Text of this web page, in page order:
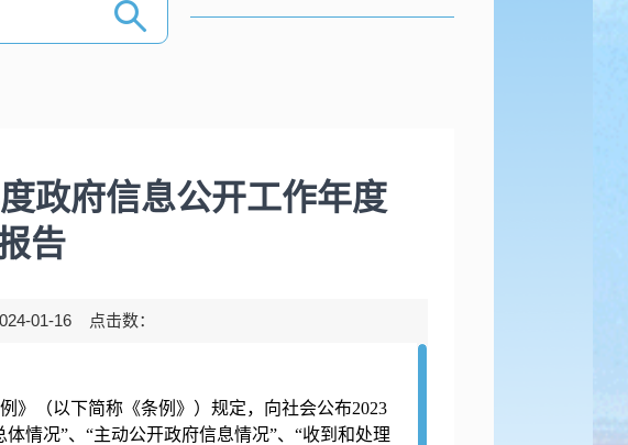
政府信息公开工作年度
告
01-16 点击数：
（以下简称《条例》）规定，向社会公布2023
情况”、“主动公开政府信息情况”、“收到和处理